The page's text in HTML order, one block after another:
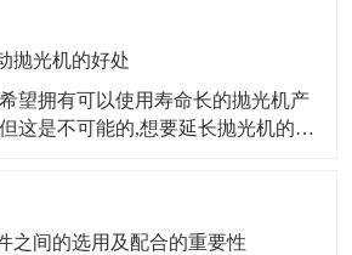
模、产量大小来源的稳定性。数量
抛光机的好处
望拥有可以使用寿命长的抛光机产
这是不可能的,想要延长抛光机的使
动抛光机处于良好的生产和运行状
首先
之间的选用及配合的重要性